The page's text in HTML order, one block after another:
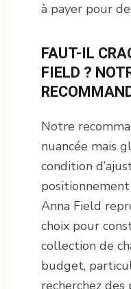
à payer pour
FAUT-IL
FIELD ?
Notre
nuancée mais
condition
Anna Field
choix pour
collection de
budget,